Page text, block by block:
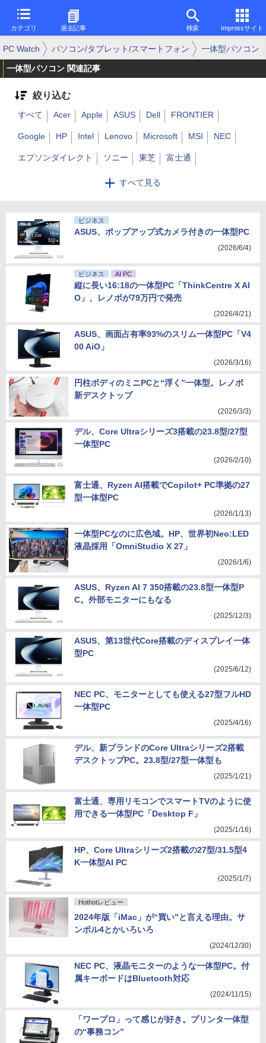
カテゴリ 過去記事 検索 Impressサイト
PC Watch パソコン/タブレット/スマートフォン 一体型パソコン
一体型パソコン 関連記事
絞り込む
すべて見る
すべて Acer Apple ASUS Dell FRONTIER
Google HP Intel Lenovo Microsoft MSI NEC
エプソンダイレクト ソニー 東芝 富士通
ワコム dynabook
ビジネス
ASUS、ポップアップ式カメラ付きの一体型PC
(2026/6/4)
ビジネス AI PC
縦に長い16:18の一体型PC「ThinkCentre X AI
O」、レノボが79万円で発売
(2026/4/21)
ASUS、画面占有率93%のスリム一体型PC「V4
00 AiO」
(2026/3/16)
円柱ボディのミニPCと“浮く”一体型。レノボ
新デスクトップ
(2026/3/3)
デル、Core Ultraシリーズ3搭載の23.8型/27型
一体型PC
(2026/2/10)
富士通、Ryzen AI搭載でCopilot+ PC準拠の27
型一体型PC
(2026/1/13)
一体型PCなのに広色域。HP、世界初Neo:LED
液晶採用「OmniStudio X 27」
(2026/1/6)
ASUS、Ryzen AI 7 350搭載の23.8型一体型P
C。外部モニターにもなる
(2025/12/3)
ASUS、第13世代Core搭載のディスプレイ一体
型PC
(2025/6/12)
NEC PC、モニターとしても使える27型フルHD
一体型PC
(2025/4/16)
デル、新ブランドのCore Ultraシリーズ2搭載
デスクトップPC。23.8型/27型一体型も
(2025/1/21)
富士通、専用リモコンでスマートTVのように使
用できる一体型PC「Desktop F」
(2025/1/16)
HP、Core Ultraシリーズ2搭載の27型/31.5型4
K一体型AI PC
(2025/1/7)
Hothotレビュー
2024年版「iMac」が“買い”と言える理由。サ
ンボル4とかいろいろ
(2024/12/30)
NEC PC、液晶モニターのような一体型PC。付
属キーボードはBluetooth対応
(2024/11/15)
「ワープロ」って感じが好き。プリンタ一体型
の“事務コン”